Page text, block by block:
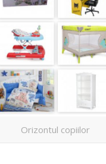
Orizontul copiilor